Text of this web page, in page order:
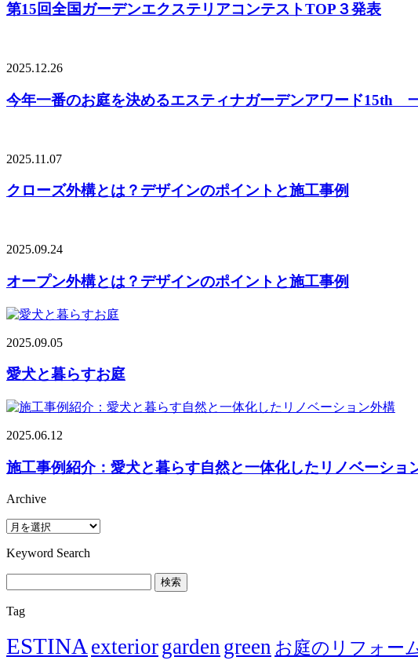
第15回全国ガーデンエクステリアコンテストTOP３発表
2025.12.26
今年一番のお庭を決めるエスティナガーデンアワード15th
2025.11.07
クローズ外構とは？デザインのポイントと施工事例
2025.09.24
オープン外構とは？デザインのポイントと施工事例
2025.09.05
愛犬と暮らすお庭
2025.06.12
施工事例紹介：愛犬と暮らす自然と一体化したリノベーショ
Archive
Archive
Keyword Search
Tag
ESTINA exteriorgarden green お庭のリフォー